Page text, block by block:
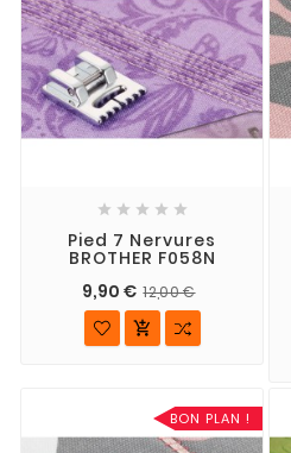
    
Pied 7 Nervures
BROTHER F058N
9,90 € 12,00 €

BON PLAN !